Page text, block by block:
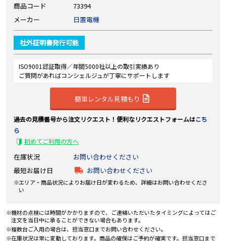
商品コード
73394
メーカー
日置電機
社外証明書発行可能
ISO9001認証取得／年間5000社以上の取引実績あり
ご質問があればコンシェルジュが丁寧にサポートします
簡単レンタル見積もり
過去の見積番号から注文リクエスト！便利なリクエストフォームはこち
ら
初めてご利用の方へ
在庫状況
お問い合わせください
最短お届け日
お問い合わせください
エリア・商品状況によりお届け日が変わるため、詳細はお問い合わせくださ
い
機材の点検には時間がかかりますので、ご連絡いただいたタイミングによってはご
注文を当日中に承ることができない場合もあります。
複数台ご入用の場合は、担当窓口までお問い合わせください。
在庫状況は常に変動しております。商品の確保はご予約が確実です。担当窓口まで